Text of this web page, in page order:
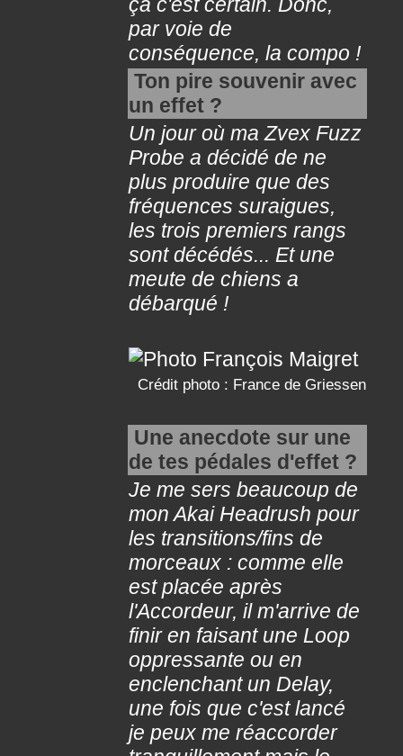
par voie de
conséquence, la compo !
Ton pire souvenir avec
un effet ?
Un jour où ma Zvex Fuzz
Probe a décidé de ne
plus produire que des
fréquences suraigues,
les trois premiers rangs
sont décédés... Et une
meute de chiens a
débarqué !
Crédit photo : France de Griessen
Une anecdote sur une
de tes pédales d'effet ?
Je me sers beaucoup de
mon Akai Headrush pour
les transitions/fins de
morceaux : comme elle
est placée après
l'Accordeur, il m'arrive de
finir en faisant une Loop
oppressante ou en
enclenchant un Delay,
une fois que c'est lancé
je peux me réaccorder